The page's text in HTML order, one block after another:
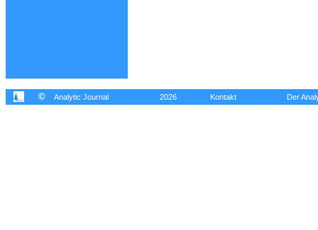
© Analytic Journal 2026 Kontakt Der